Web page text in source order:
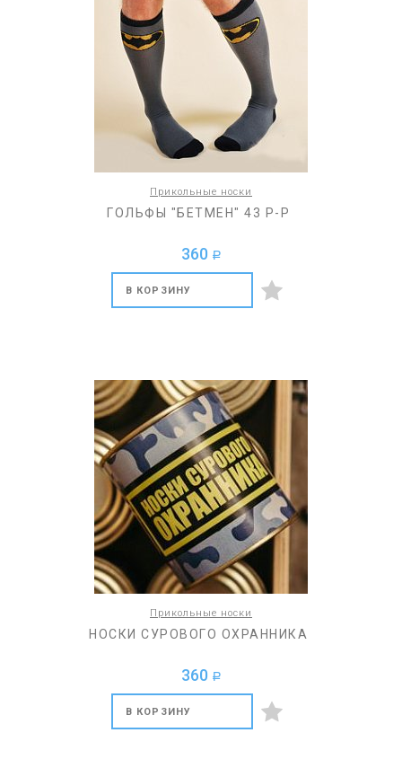
Прикольные носки
ГОЛЬФЫ "БЕТМЕН" 43 Р-Р
360 a
В КОРЗИНУ
Прикольные носки
НОСКИ СУРОВОГО ОХРАННИКА
360 a
В КОРЗИНУ